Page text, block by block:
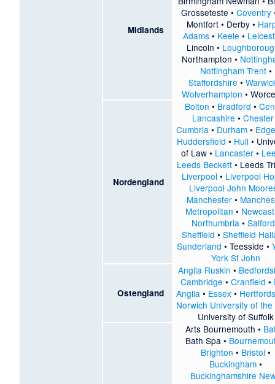
Midlands
Grosseteste •Coventry
Montfort • Derby •
Adams • Keele •
Lincoln •
Northampton •
Nottingham Trent•
Staffordshire •
Wolverhampton •
Nordengland
Bolton • Bradford •
Lancashire •Chester
Cumbria • Durham •
Huddersfield • Hull •
of Law• Lancaster•
Leeds Beckett • Leeds
Liverpool • Liverpool
Liverpool John
Manchester•
Metropolitan •
Northumbria• Salford
Sheffield • Sheffield
Sunderland •Teesside •
York St John
Ostengland
Anglia Ruskin •
Cambridge •Cranfield •
Anglia• Essex•
Norwich University of the
University of Suffolk
Arts Bournemouth •
Bath Spa•
Brighton • Bristol •
Buckingham •
Buckinghamshire